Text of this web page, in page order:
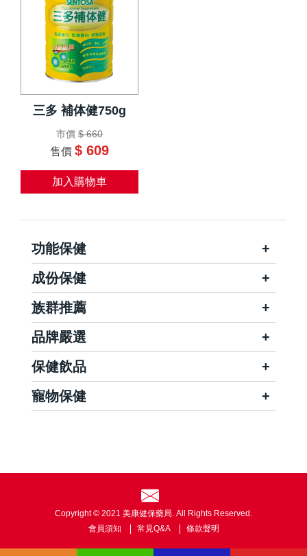
三多 補体健750g
市價 $ 660
售價 $ 609
加入購物車
功能保健
成份保健
族群推薦
品牌嚴選
保健飲品
寵物保健
Copyright © 2021 美康健保藥局. All Rights Reserved.
會員須知
常見Q&A 條款聲明